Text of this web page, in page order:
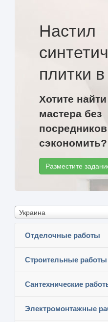
Настил
плитки
Хотите
мастера без
сэкономить?
Разместите
Украина
Отделочные работы
Строительные работы
Сантехнические
Электромонтажные